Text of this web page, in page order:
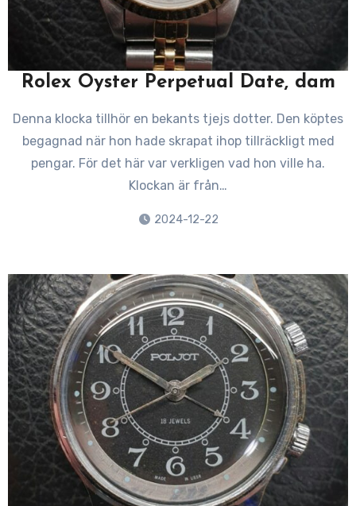
Rolex Oyster Perpetual Date, dam
Denna klocka tillhör en bekants tjejs dotter. Den köptes
begagnad när hon hade skrapat ihop tillräckligt med
pengar. För det här var verkligen vad hon ville ha.
Klockan är från…
2024-12-22